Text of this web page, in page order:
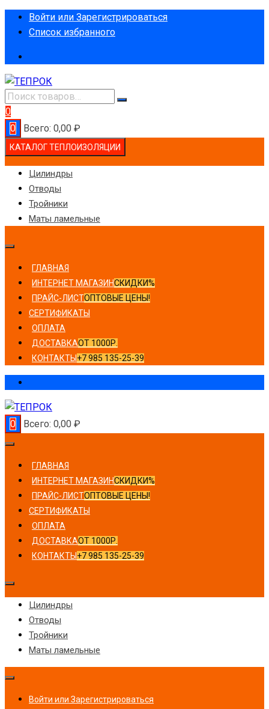
ПерейтиВойти или Зарегистрироваться
Список избранного
0
0
Всего: 0,00 ₽
КАТАЛОГ ТЕПЛОИЗОЛЯЦИИ
Цилиндры
Отводы
Тройники
Маты ламельные
ГЛАВНАЯ
ИНТЕРНЕТ МАГАЗИНСКИДКИ%
ПРАЙС-ЛИСТОПТОВЫЕ ЦЕНЫ!
СЕРТИФИКАТЫ
ОПЛАТА
ДОСТАВКАОТ 1000Р.
КОНТАКТЫ +7 985 135-25-39
0 Всего: 0,00 ₽
ГЛАВНАЯ
ИНТЕРНЕТ МАГАЗИНСКИДКИ%
ПРАЙС-ЛИСТОПТОВЫЕ ЦЕНЫ!
СЕРТИФИКАТЫ
ОПЛАТА
ДОСТАВКАОТ 1000Р.
КОНТАКТЫ +7 985 135-25-39
Цилиндры
Отводы
Тройники
Маты ламельные
Войти или Зарегистрироваться